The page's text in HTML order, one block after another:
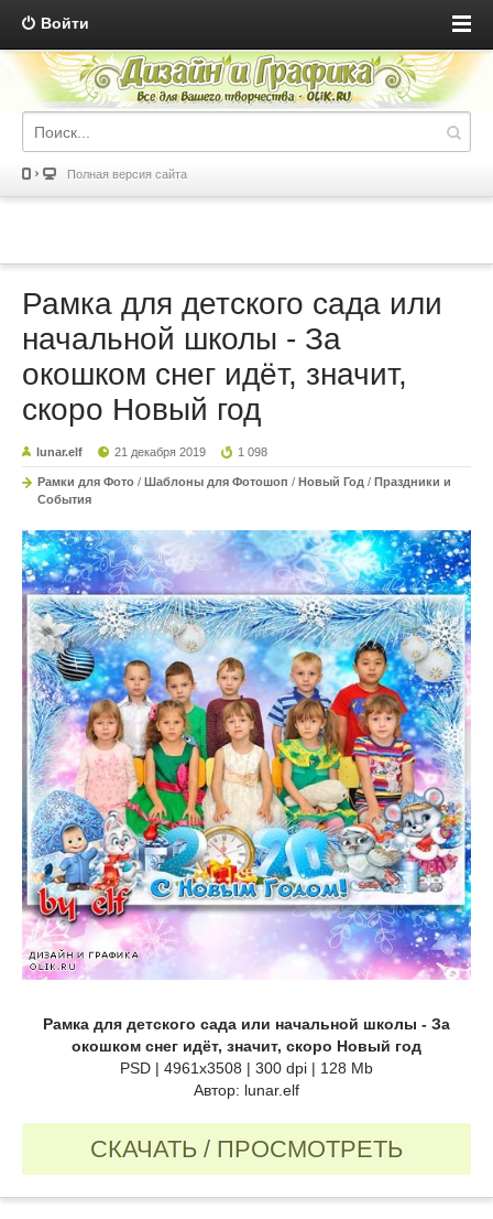
Войти
Полная версия сайта
Рамка для детского сада или
начальной школы - За
окошком снег идёт, значит,
скоро Новый год
lunar.elf 21 декабря 2019 1 098
Рамки для Фото / Шаблоны для Фотошоп / Новый Год / Праздники и
События
Рамка для детского сада или начальной школы - За
окошком снег идёт, значит, скоро Новый год
PSD | 4961x3508 | 300 dpi | 128 Mb
Автор: lunar.elf
СКАЧАТЬ / ПРОСМОТРЕТЬ